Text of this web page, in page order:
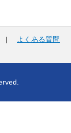
よくある質問